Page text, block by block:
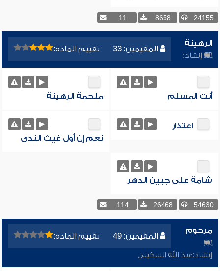
24155
8658
11
المقيمين: 33 تقييم المادة:
الرهينة
إنشاد:
أنت المسلم ملحمة الرهينة
اعتذار
نعم إن أول غيث الندى
شامة على جبين الدهر
54630
26468
114
المقيمين: 49 تقييم المادة:
مرحوم
إنشاد:عبد الله السكيتي